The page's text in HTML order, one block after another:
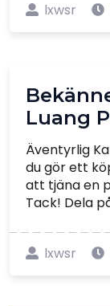
lxwsr
Luang
Äventyrlig
du gör ett
att tjäna en
Tack! Dela
lxwsr